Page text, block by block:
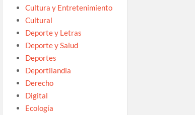
Cultura y Entretenimiento
Cultural
Deporte y Letras
Deporte y Salud
Deportes
Deportilandia
Derecho
Digital
Ecología